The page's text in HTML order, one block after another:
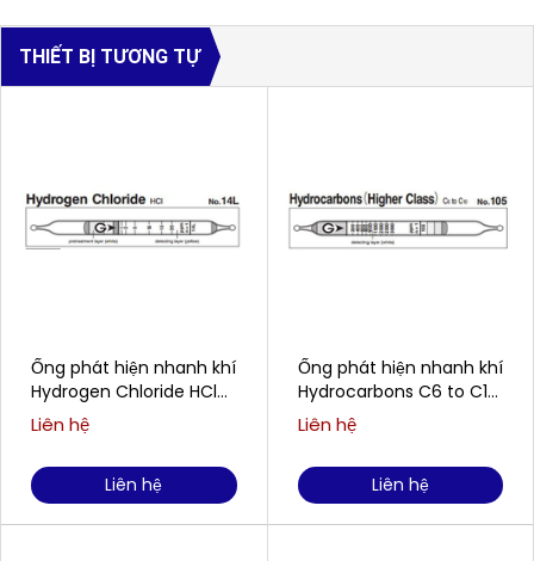
THIẾT BỊ TƯƠNG TỰ
Ống phát hiện nhanh khí
Hydrogen Chloride HCl
Gastec No.14L
Liên hệ
Liên hệ
Ống phát hiện nhanh khí
Hydrocarbons C6 to C10
Gastec No.105
Liên hệ
Liên hệ